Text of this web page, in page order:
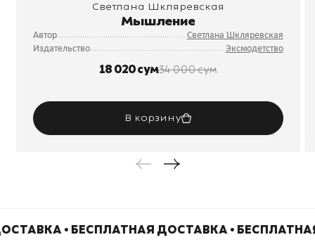
Светлана Шкляревская
Мышление
Автор
Светлана Шкляревская
Издательство
Эксмодетство
18 020 сум34 000 сум
В корзину
• БЕСПЛАТНАЯ ДОСТАВКА •